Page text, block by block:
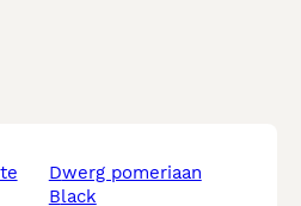
dwerg pomeriaan
black